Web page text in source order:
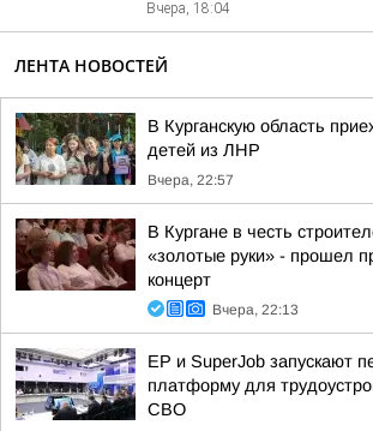
Вчера, 18:04
ЛЕНТА НОВОСТЕЙ
В Курганскую область
детей из ЛНР
Вчера, 22:57
В Кургане в честь
«золотые руки» - прошел
концерт
Вчера, 22:13
ЕР и SuperJob запускают
платформу для
СВО